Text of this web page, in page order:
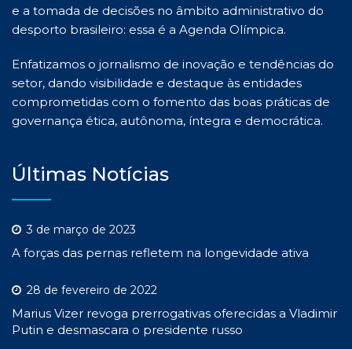
e a tomada de decisões no âmbito administrativo do
desporto brasileiro: essa é a Agenda Olímpica.
Enfatizamos o jornalismo de inovação e tendências do
setor, dando visibilidade e destaque às entidades
comprometidas com o fomento das boas práticas de
governança ética, autônoma, íntegra e democrática.
Últimas Notícias
3 de março de 2023
A forças das pernas refletem na longevidade ativa
28 de fevereiro de 2022
Marius Vizer revoga prerrogativas oferecidas a Vladimir
Putin e desmascara o presidente russo